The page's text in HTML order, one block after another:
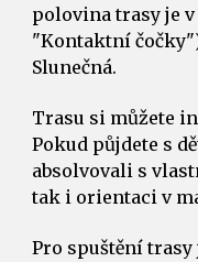
polovina trasy je
"Kontaktní
Slunečná.
Trasu si můžete
Pokud půjdete s
absolvovali s
tak i orientaci v
Pro spuštění